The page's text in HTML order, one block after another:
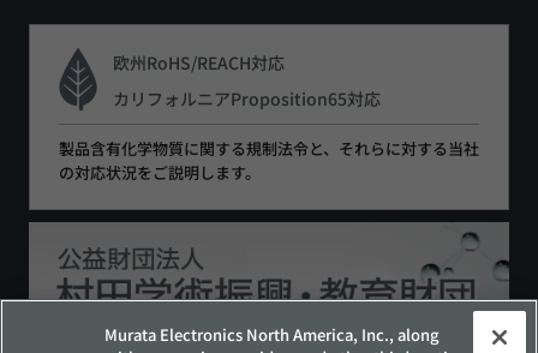
欧州RoHS/REACH対応
カリフォルニアProposition65対応
製品含有化学物質に関する規制法令と、それらに対する当社
の対応状況をご説明します。
Murata Electronics North America, Inc., along